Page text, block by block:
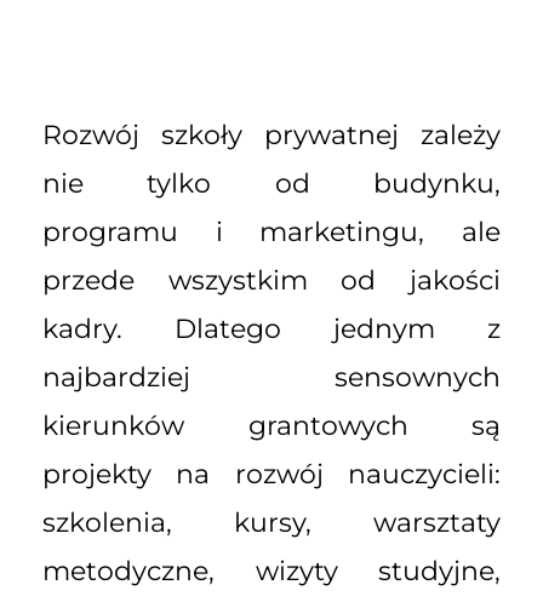
Rozwój szkoły prywatnej zależy
nie tylko od budynku,
programu i marketingu, ale
przede wszystkim od jakości
kadry. Dlatego jednym z
najbardziej sensownych
kierunków grantowych są
projekty na rozwój nauczycieli:
szkolenia, kursy, warsztaty
metodyczne, wizyty studyjne,